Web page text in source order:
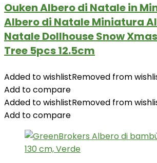
Ouken Albero di Natale in
Albero di Natale Miniatura
Natale Dollhouse Snow
Tree 5pcs 12.5cm
Added to wishlistRemoved from
Add to compare
Added to wishlistRemoved from
Add to compare